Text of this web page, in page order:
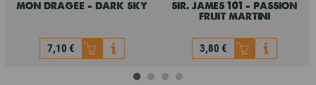
mon dragee - dark sky
7,10 €
mon dragee - dark sky
sir. james 101 - passion
fruit martini
3,80 €
sir. james 101 - passion